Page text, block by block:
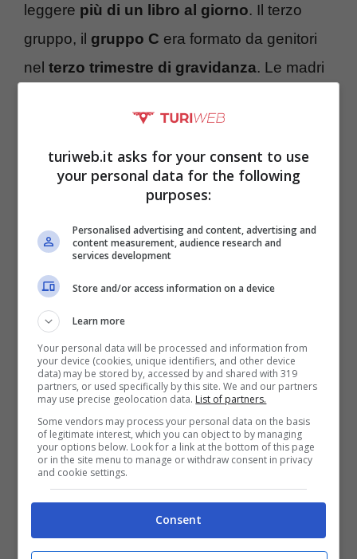
leggere più di un libro al giorno. Il terzo
gruppo, il gruppo C era formato da genitori
nel terzo trimestre di gravidanza. Le madri
istruzioni e visto un video sull’importanza
dellosviluppo cerebralea partire dalla
34esima settimana di gestazione. Vediamo
Leggere un libro al giorno aiuta il bambino a sviluppare le
sue capacità cognitive (turiweb.it)
turiweb.it asks for your consent to use
your personal data for the following
purposes:
Personalised advertising and content, advertising and
content measurement, audience research and
services development
Store and/or access information on a device
Learn more
Your personal data will be processed and information from
your device (cookies, unique identifiers, and other device
data) may be stored by, accessed by and shared with 319
partners, or used specifically by this site. We and our partners
may use precise geolocation data. List of partners.
Some vendors may process your personal data on the basis
of legitimate interest, which you can object to by managing
your options below. Look for a link at the bottom of this page
or in the site menu to manage or withdraw consent in privacy
and cookie settings.
Consent